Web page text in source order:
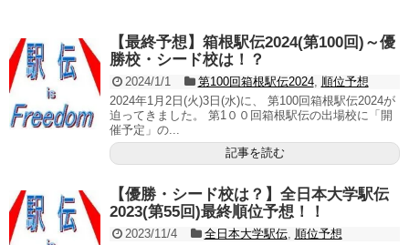
【最終予想】箱根駅伝2024(第100回)～優
勝校・シード校は！？
2024/1/1 第100回箱根駅伝2024, 順位予想
2024年1月2日(火)3日(水)に、 第100回箱根駅伝2024が
迫ってきました。 第1００回箱根駅伝の出場校に「開
催予定」の...
記事を読む
【優勝・シード校は？】全日本大学駅伝
2023(第55回)最終順位予想！！
2023/11/4 全日本大学駅伝, 順位予想